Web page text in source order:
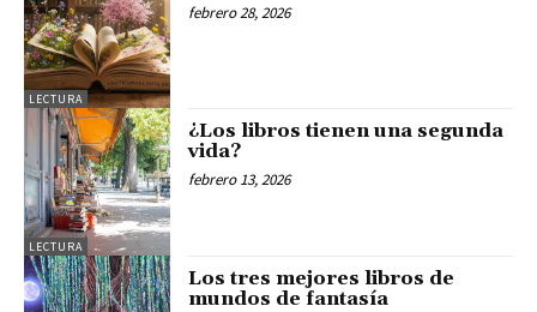
LECTURA
febrero 28, 2026
LECTURA
¿Los libros tienen una segunda
vida?
febrero 13, 2026
Los tres mejores libros de
mundos de fantasía